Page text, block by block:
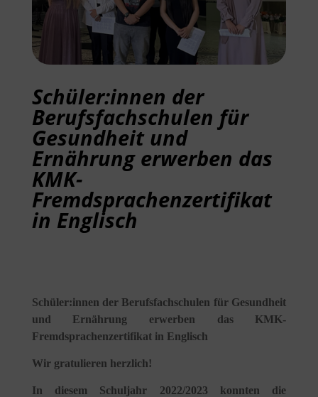
Schüler:innen der
Berufsfachschulen für
Gesundheit und
Ernährung erwerben das
KMK-
Fremdsprachenzertifikat
in Englisch
Schüler:innen der Berufsfachschulen für Gesundheit
und Ernährung erwerben das KMK-
Fremdsprachenzertifikat in Englisch
Wir gratulieren herzlich!
In diesem Schuljahr 2022/2023 konnten die